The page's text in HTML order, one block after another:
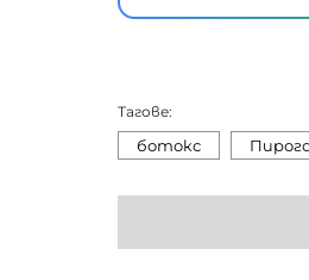
Тагове:
ботокс